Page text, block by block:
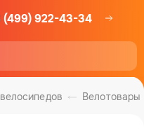
(499) 922-43-34
Велотовары